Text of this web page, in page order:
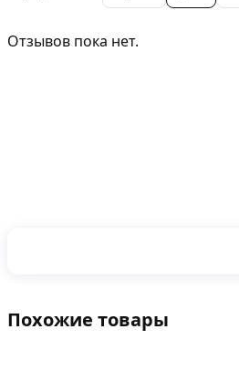
Отзывов пока нет.
Похожие товары